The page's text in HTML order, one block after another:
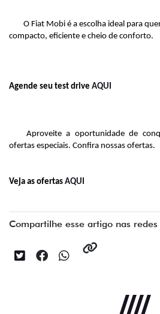
O Fiat Mobi é a escolha ideal para
compacto, eficiente e cheio de conforto.
Agende seu test drive AQUI
Aproveite a oportunidade de
ofertas especiais. Confira nossas ofertas.
Veja as ofertas AQUI
Compartilhe esse artigo nas redes